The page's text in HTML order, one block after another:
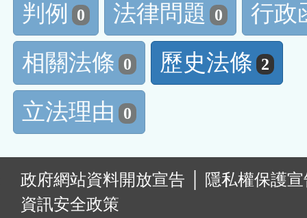
判例
0 法律問題 0
行政
相關法條 0 歷史法條 2
立法理由 0
政府網站資料開放宣告
隱私權保護
資訊安全政策